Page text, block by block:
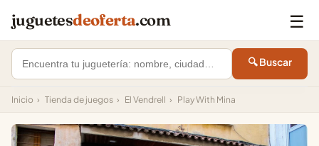
juguetesdeoferta.com ☰
🔍 Buscar
Inicio › Tienda de juegos › El Vendrell › Play With Mina